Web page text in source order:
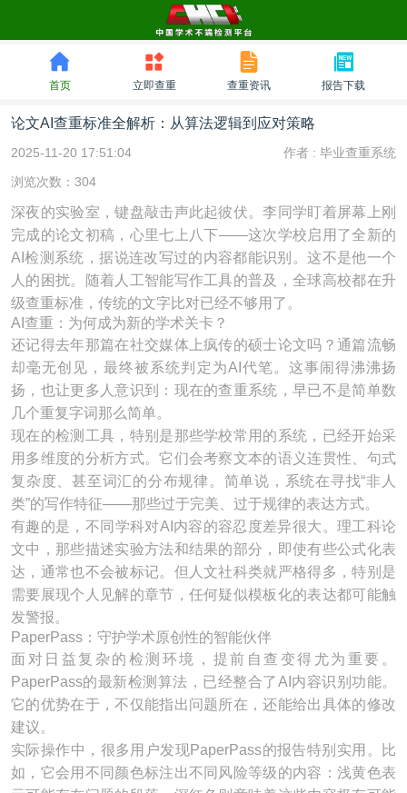
首页 立即查重 查重资讯 报告下载
论文AI查重标准全解析：从算法逻辑到应对策略
2025-11-20 17:51:04 作者 : 毕业查重系统
浏览次数：304
深夜的实验室，键盘敲击声此起彼伏。李同学盯着屏幕上刚
完成的论文初稿，心里七上八下——这次学校启用了全新的
AI检测系统，据说连改写过的内容都能识别。这不是他一个
人的困扰。随着人工智能写作工具的普及，全球高校都在升
级查重标准，传统的文字比对已经不够用了。
AI查重：为何成为新的学术关卡？
还记得去年那篇在社交媒体上疯传的硕士论文吗？通篇流畅
却毫无创见，最终被系统判定为AI代笔。这事闹得沸沸扬
扬，也让更多人意识到：现在的查重系统，早已不是简单数
几个重复字词那么简单。
现在的检测工具，特别是那些学校常用的系统，已经开始采
用多维度的分析方式。它们会考察文本的语义连贯性、句式
复杂度、甚至词汇的分布规律。简单说，系统在寻找“非人
类”的写作特征——那些过于完美、过于规律的表达方式。
有趣的是，不同学科对AI内容的容忍度差异很大。理工科论
文中，那些描述实验方法和结果的部分，即使有些公式化表
达，通常也不会被标记。但人文社科类就严格得多，特别是
需要展现个人见解的章节，任何疑似模板化的表达都可能触
发警报。
PaperPass：守护学术原创性的智能伙伴
面对日益复杂的检测环境，提前自查变得尤为重要。
PaperPass的最新检测算法，已经整合了AI内容识别功能。
它的优势在于，不仅能指出问题所在，还能给出具体的修改
建议。
实际操作中，很多用户发现PaperPass的报告特别实用。比
如，它会用不同颜色标注出不同风险等级的内容：浅黄色表